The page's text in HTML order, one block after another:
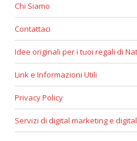
Chi Siamo
Contattaci
Idee originali per i tuoi regali di
Link e Informazioni Utili
Privacy Policy
Servizi di digital marketing e